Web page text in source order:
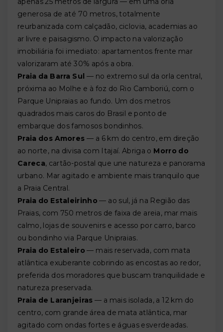
generosa de até 70 metros, totalmente
reurbanizada com calçadão, ciclovia, academias ao
ar livre e paisagismo. O impacto na valorização
imobiliária foi imediato: apartamentos frente mar
valorizaram até 30% após a obra.
Praia da Barra Sul — no extremo sul da orla central,
próxima ao Molhe e à foz do Rio Camboriú, com o
Parque Unipraias ao fundo. Um dos metros
quadrados mais caros do Brasil e ponto de
embarque dos famosos bondinhos.
Praia dos Amores — a 6 km do centro, em direção
ao norte, na divisa com Itajaí. Abriga o Morro do
Careca, cartão-postal que une natureza e panorama
urbano. Mar agitado e ambiente mais tranquilo que
a Praia Central.
Praia do Estaleirinho — ao sul, já na Região das
Praias, com 750 metros de faixa de areia, mar mais
calmo, lojas de souvenirs e acesso por carro, barco
ou bondinho via Parque Unipraias.
Praia do Estaleiro — mais reservada, com mata
atlântica exuberante cobrindo as encostas ao redor,
preferida dos moradores que buscam tranquilidade e
natureza preservada.
Praia de Laranjeiras — a mais isolada, a 12 km do
centro, com grande área de mata atlântica, mar
agitado com ondas fortes e águas esverdeadas.